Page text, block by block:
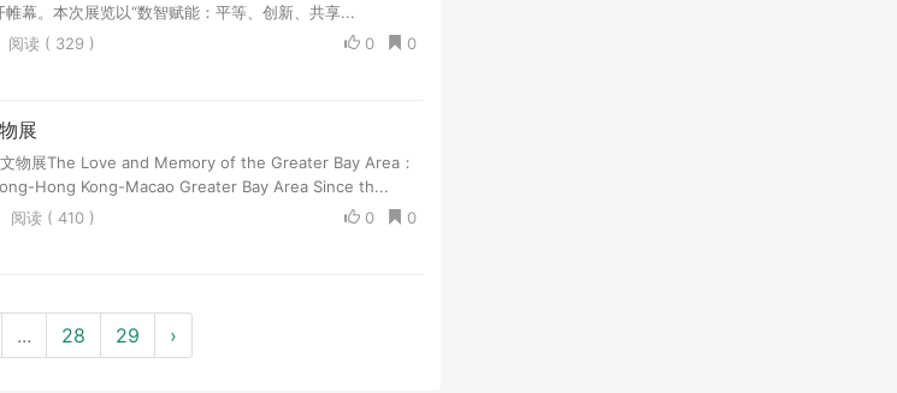
幕。本次展览以“数智赋能：平等、创新、共享...
0
0
阅读 ( 329 )
展
物展The Love and Memory of the Greater Bay Area：
Hong Kong-Macao Greater Bay Area Since th...
0
0
阅读 ( 410 )
... 28 29 ›